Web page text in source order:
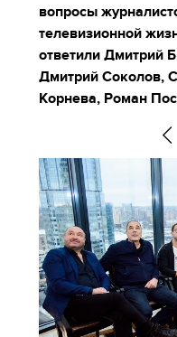
вопросы
телевизионной
ответили Дмитрий
Дмитрий Соколов,
Корнева, Роман